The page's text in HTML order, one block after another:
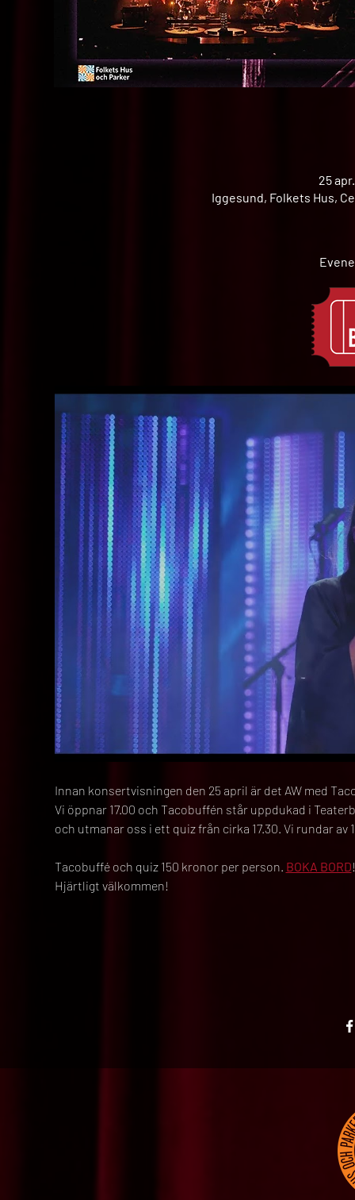
25
Iggesund, Folkets Hus,
Innan konsertvisningen den 25 april är det AW med
Vi öppnar 17.00 och Tacobuffén står uppdukad i
och utmanar oss i ett quiz från cirka 17.30. Vi rundar
Tacobuffé och quiz 150 kronor per person. BOKA BORD
Hjärtligt välkommen!